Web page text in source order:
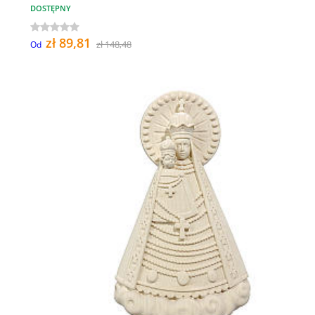
DOSTĘPNY
Od zł 89,81 zł 148,48